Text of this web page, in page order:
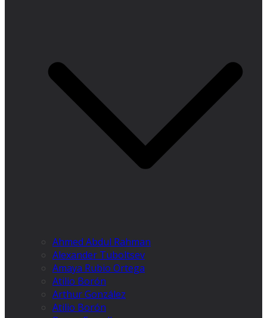
Ahmed Abdul Rahman
Alexander Tuboltsev
Amaya Rubio Ortega
Atilio Borón
Arthur González
Atilio Borón